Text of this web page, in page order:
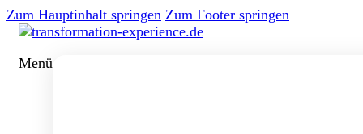
Zum Hauptinhalt springen Zum Footer springen
Menü